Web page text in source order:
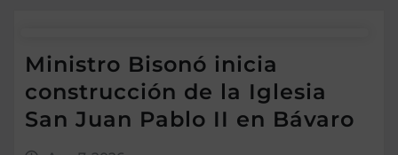
Ministro Bisonó inicia
construcción de la Iglesia
San Juan Pablo II en Bávaro